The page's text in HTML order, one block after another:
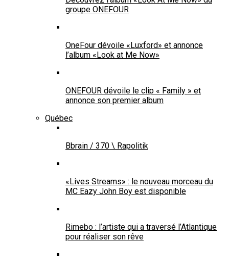
groupe ONEFOUR
OneFour dévoile «Luxford» et annonce
l’album «Look at Me Now»
ONEFOUR dévoile le clip « Family » et
annonce son premier album
Québec
Bbrain / 370 \ Rapolitik
«Lives Streams» : le nouveau morceau du
MC Eazy John Boy est disponible
Rimebo : l’artiste qui a traversé l’Atlantique
pour réaliser son rêve